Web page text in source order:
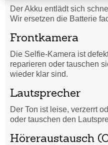
Der Akku entlädt sich
Wir ersetzen die Batterie
Frontkamera
Die Selfie-Kamera ist
reparieren oder tauschen
wieder klar sind.
Lautsprecher
Der Ton ist leise, verzerrt
oder tauschen den
Höreraustausch